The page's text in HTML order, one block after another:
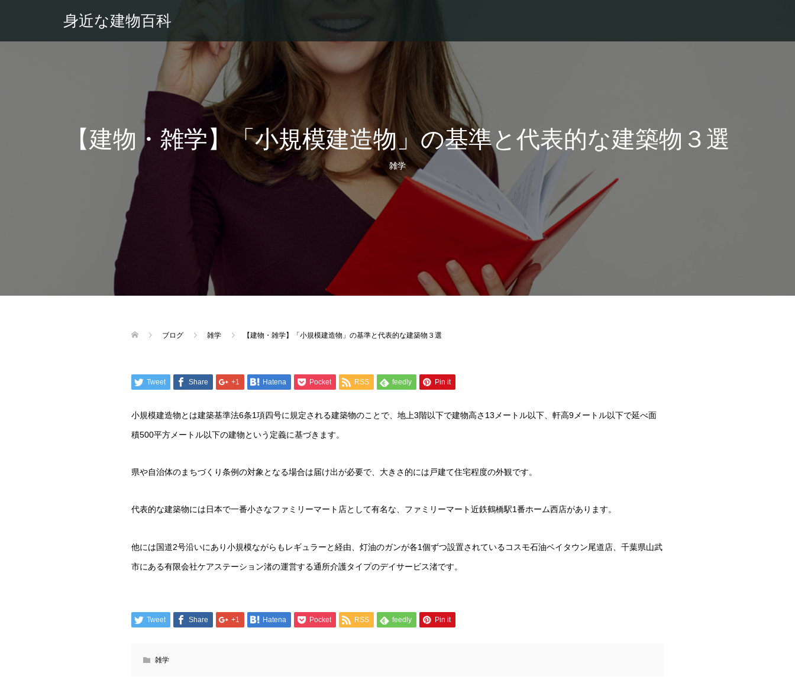
身近な建物百科
【建物・雑学】「小規模建造物」の基準と代表的な建築物３選
雑学
ブログ 雑学 【建物・雑学】「小規模建造物」の基準と代表的な建築物３選
Tweet Share +1 Hatena Pocket RSS feedly Pin it
小規模建造物とは建築基準法6条1項四号に規定される建築物のことで、地上3階以下で建物高さ13メートル以下、軒高9メートル以下で延べ面
積500平方メートル以下の建物という定義に基づきます。
県や自治体のまちづくり条例の対象となる場合は届け出が必要で、大きさ的には戸建て住宅程度の外観です。
代表的な建築物には日本で一番小さなファミリーマート店として有名な、ファミリーマート近鉄鶴橋駅1番ホーム西店があります。
他には国道2号沿いにあり小規模ながらもレギュラーと経由、灯油のガンが各1個ずつ設置されているコスモ石油ベイタウン尾道店、千葉県山武
市にある有限会社ケアステーション渚の運営する通所介護タイプのデイサービス渚です。
Tweet Share +1 Hatena Pocket RSS feedly Pin it
雑学